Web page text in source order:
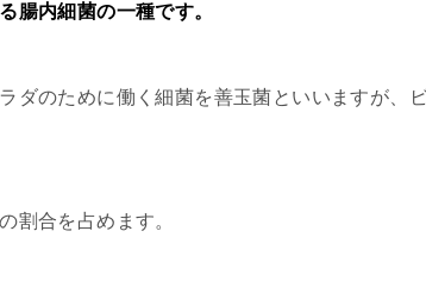
腸内細菌の一種です。
ダのために働く細菌を善玉菌といいますが、
割合を占めます。